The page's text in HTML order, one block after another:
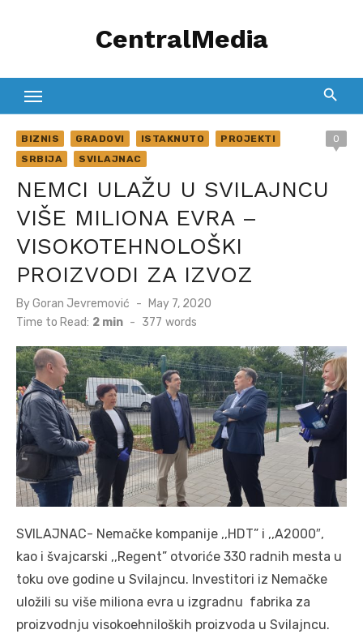
CentralMedia
BIZNIS GRADOVI ISTAKNUTO
PROJEKTI
SRBIJA
SVILAJNAC
0
NEMCI ULAŽU U SVILAJNCU
VIŠE MILIONA EVRA –
VISOKOTEHNOLOŠKI
PROIZVODI ZA IZVOZ
ByGoran Jevremović
Posted
on
May 7, 2020
Time to Read: 2 min - 377 words
SVILAJNAC- Nemačke kompanije ,,HDT” i ,,A2000″,
kao i švajcarski ,,Regent” otvoriće 330 radnih mesta u
toku ove godine u Svilajncu. Investitori iz Nemačke
uložili su više miliona evra u izgradnu fabrika za
proizvodnju visokoehniloških proizvoda u Svilajncu.